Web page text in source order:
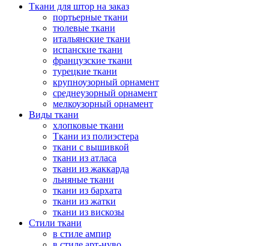
Ткани для штор на заказ
портьерные ткани
тюлевые ткани
итальянские ткани
испанские ткани
французские ткани
турецкие ткани
крупноузорный орнамент
среднеузорный орнамент
мелкоузорный орнамент
Виды ткани
хлопковые ткани
Ткани из полиэстера
ткани с вышивкой
ткани из атласа
ткани из жаккарда
льняные ткани
ткани из бархата
ткани из жатки
ткани из вискозы
Стили ткани
в стиле ампир